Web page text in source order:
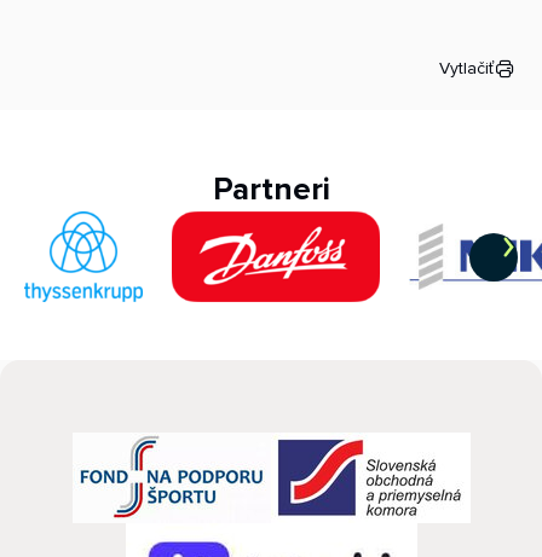
Vytlačiť
Partneri